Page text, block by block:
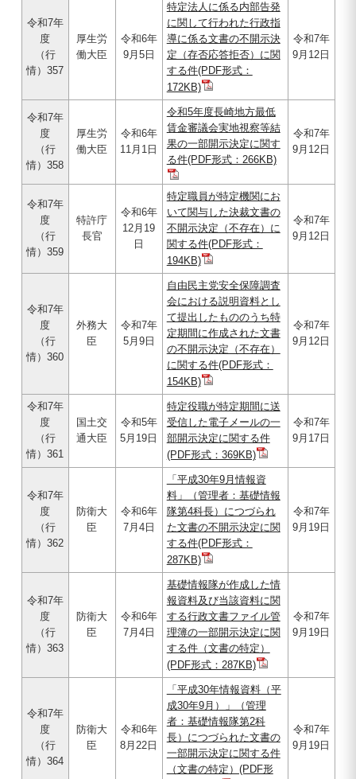
令和7年
度
（行
情）357
厚生労
働大臣
令和6年
9月5日
特定法人に係る内部告発
に関して行われた行政指
導に係る文書の不開示決
定（存否応答拒否）に関
する件(PDF形式：
172KB)
令和7年
9月12日
令和7年
度
（行
情）358
厚生労
働大臣
令和6年
11月1日
令和5年度長崎地方最低
賃金審議会実地視察等結
果の一部開示決定に関す
る件(PDF形式：266KB)
令和7年
9月12日
令和7年
度
（行
情）359
特許庁
長官
令和6年
12月19
日
特定職員が特定機関にお
いて関与した決裁文書の
不開示決定（不存在）に
関する件(PDF形式：
194KB)
令和7年
9月12日
令和7年
度
（行
情）360
外務大
臣
令和7年
5月9日
自由民主党安全保障調査
会における説明資料とし
て提出したもののうち特
定期間に作成された文書
の不開示決定（不存在）
に関する件(PDF形式：
154KB)
令和7年
9月12日
令和7年
度
（行
情）361
国土交
通大臣
令和5年
5月19日
特定役職が特定期間に送
受信した電子メールの一
部開示決定に関する件
(PDF形式：369KB)
令和7年
9月17日
令和7年
度
（行
情）362
防衛大
臣
令和6年
7月4日
「平成30年9月情報資
料」（管理者：基礎情報
隊第4科長）につづられ
た文書の不開示決定に関
する件(PDF形式：
287KB)
令和7年
9月19日
令和7年
度
（行
情）363
防衛大
臣
令和6年
7月4日
基礎情報隊が作成した情
報資料及び当該資料に関
する行政文書ファイル管
理簿の一部開示決定に関
する件（文書の特定）
(PDF形式：287KB)
令和7年
9月19日
令和7年
度
（行
情）364
防衛大
臣
令和6年
8月22日
「平成30年情報資料（平
成30年9月）」（管理
者：基礎情報隊第2科
長）につづられた文書の
一部開示決定に関する件
（文書の特定）(PDF形
令和7年
9月19日